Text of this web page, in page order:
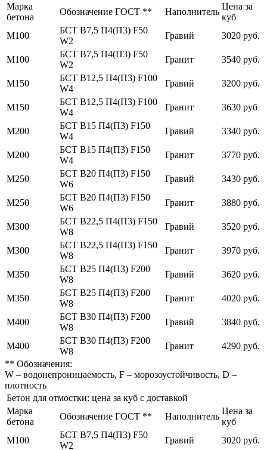
Марка
бетона
Обозначение ГОСТ ** Наполнитель
Цена за
куб
М100
БСТ В7,5 П4(П3) F50
W2
Гравий 3020 руб.
М100
БСТ В7,5 П4(П3) F50
W2
Гранит 3540 руб.
М150
БСТ В12,5 П4(П3) F100
W4
Гравий 3200 руб.
М150
БСТ В12,5 П4(П3) F100
W4
Гранит 3630 руб
М200
БСТ В15 П4(П3) F150
W4
Гравий 3340 руб.
М200
БСТ В15 П4(П3) F150
W4
Гранит 3770 руб.
М250
БСТ В20 П4(П3) F150
W6
Гравий 3430 руб.
М250
БСТ В20 П4(П3) F150
W6
Гранит 3880 руб.
М300
БСТ В22,5 П4(П3) F150
W8
Гравий 3520 руб.
М300
БСТ В22,5 П4(П3) F150
W8
Гранит 3970 руб.
М350
БСТ В25 П4(П3) F200
W8
Гравий 3620 руб.
М350
БСТ В25 П4(П3) F200
W8
Гранит 4020 руб.
М400
БСТ В30 П4(П3) F200
W8
Гравий 3840 руб.
М400
БСТ В30 П4(П3) F200
W8
Гранит
4290 руб.
** Обозначения:
W – водонепроницаемость, F – морозоустойчивость, D –
плотность
Бетон для отмостки: цена за куб с доставкой
Марка
бетона
Обозначение ГОСТ ** Наполнитель
Цена за
куб
М100
БСТ В7,5 П4(П3) F50
W2
Гравий 3020 руб.